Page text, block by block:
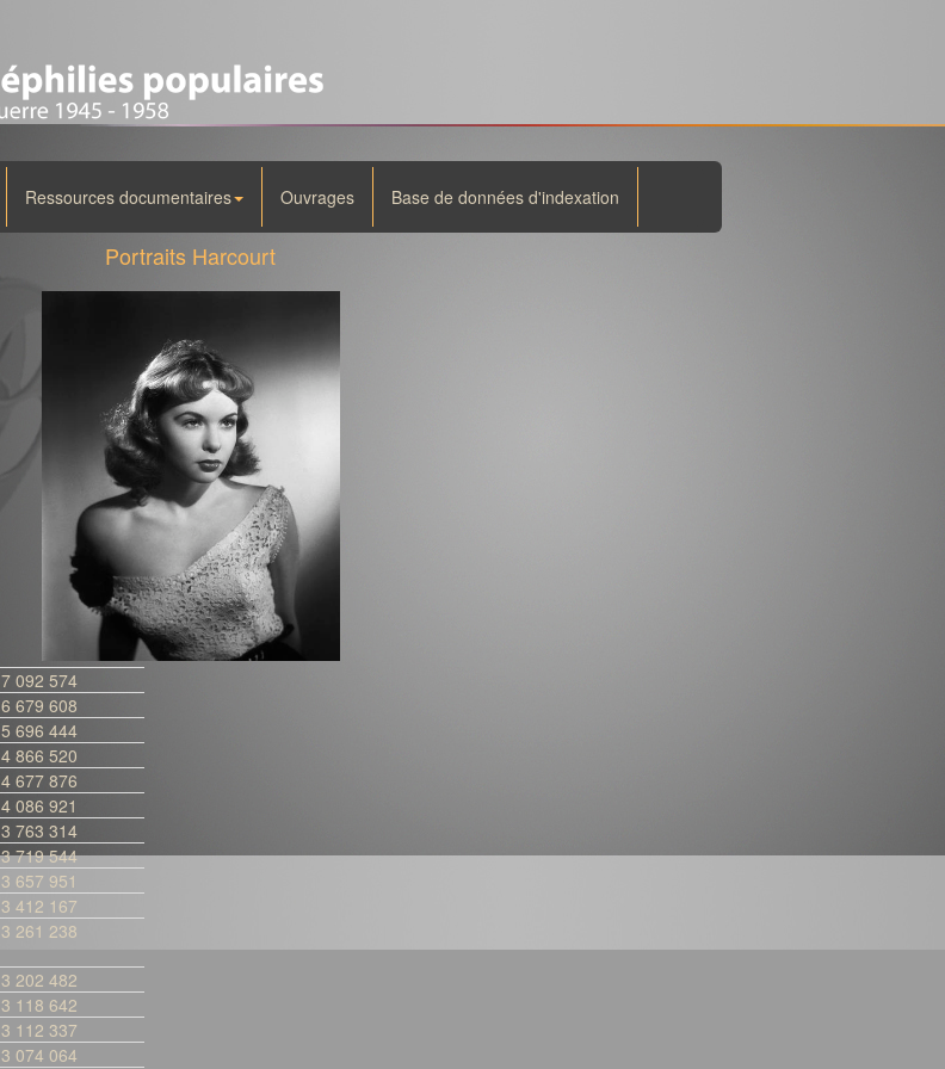
Ressources documentaires Ouvrages Base de données d'indexation
Portraits Harcourt
7 092 574
6 679 608
5 696 444
4 866 520
4 677 876
4 086 921
3 763 314
3 719 544
3 657 951
3 412 167
3 261 238
3 202 482
3 118 642
3 112 337
3 074 064